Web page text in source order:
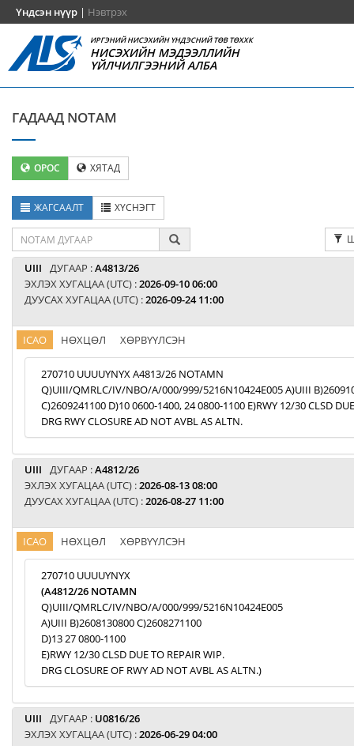
Үндсэн нүүр | Нэвтрэх
ИРГЭНИЙ НИСЭХИЙН ҮНДЭСНИЙ ТӨВ ТӨХХК
НИСЭХИЙН МЭДЭЭЛЛИЙН
ҮЙЛЧИЛГЭЭНИЙ АЛБА
ГАДААД NOTAM
ОРОС ХЯТАД
ЖАГСААЛТ ХҮСНЭГТ
UIII ДУГААР :A4813/26
ЭХЛЭХ ХУГАЦАА (UTC) :2026-09-10 06:00
ДУУСАХ ХУГАЦАА (UTC) :2026-09-24 11:00
ICAO НӨХЦӨЛ ХӨРВҮҮЛСЭН
270710 UUUUYNYX A4813/26 NOTAMN
Q)UIII/QMRLC/IV/NBO/A/000/999/5216N10424E005 A)UIII
C)2609241100 D)10 0600-1400, 24 0800-1100 E)RWY 12/30 CLSD
DRG RWY CLOSURE AD NOT AVBL AS ALTN.
UIII ДУГААР :A4812/26
ЭХЛЭХ ХУГАЦАА (UTC) :2026-08-13 08:00
ДУУСАХ ХУГАЦАА (UTC) :2026-08-27 11:00
ICAO НӨХЦӨЛ ХӨРВҮҮЛСЭН
270710 UUUUYNYX
(A4812/26 NOTAMN
Q)UIII/QMRLC/IV/NBO/A/000/999/5216N10424E005
A)UIII B)2608130800 C)2608271100
D)13 27 0800-1100
E)RWY 12/30 CLSD DUE TO REPAIR WIP.
DRG CLOSURE OF RWY AD NOT AVBL AS ALTN.)
UIII ДУГААР : U0816/26
ЭХЛЭХ ХУГАЦАА (UTC) :2026-06-29 04:00